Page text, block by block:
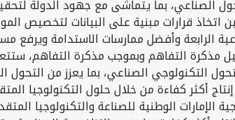
قرارات مبنية على البيانات لتخصيص
الرابعة وأفضل ممارسات الاستدامة ويرفع
التكنولوجي الصناعي، بما يعزز من التحول
إلى إنتاج أكثر كفاءة من خلال حلول